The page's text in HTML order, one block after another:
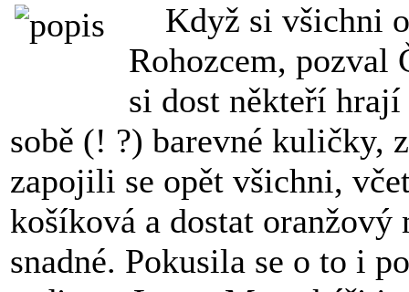
Když si všichni
Rohozcem, pozval
si dost někteří
sobě (! ?) barevné kuličky,
zapojili se opět všichni,
košíková a dostat
snadné. Pokusila se o to i